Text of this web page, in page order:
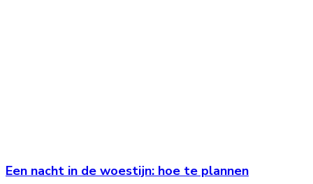
Een nacht in de woestijn: hoe te plannen